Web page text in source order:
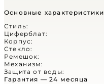
ЦИФРОВЫЕ
АНАЛОГОВЫЕ
КОМБИНИРОВАННЫЕ
Основные характеристики
Стиль:
Циферблат:
Корпус:
Стекло:
Ремешок:
Механизм:
Защита от воды:
Гарантия — 24 месяца